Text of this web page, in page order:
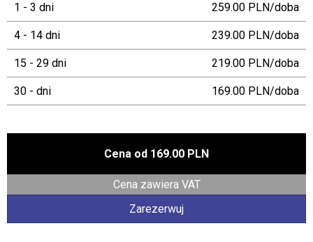
1 - 3 dni 259.00 PLN/doba
4 - 14 dni 239.00 PLN/doba
15 - 29 dni 219.00 PLN/doba
30 - dni 169.00 PLN/doba
Cena od 169.00 PLN
Cena zawiera VAT
Zarezerwuj